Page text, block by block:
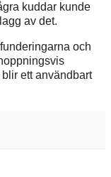
kuddar kunde
av det.
och
ett användbart